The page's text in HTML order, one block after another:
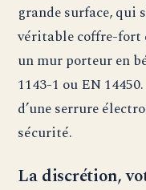
grande surface, qui
véritable coffre-fort
un mur porteur en
1143-1 ou EN
d’une serrure
sécurité.
La discrétion,